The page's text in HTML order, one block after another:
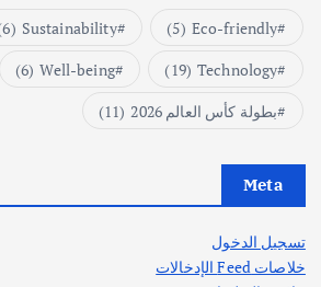
Eco-friendly
(5)
Sustainability
(6)
Technology
(19)
Well-being
(6)
بطولة كأس العالم 2026
(11)
Meta
تسجيل الدخول
خلاصات Feed الإدخالات